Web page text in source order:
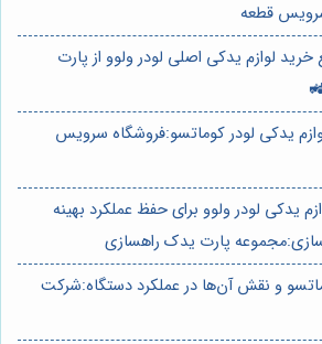
قطعه
خرید لوازم یدکی اصلی لودر ولوو از پارت
یدکی لودر کوماتسو:فروشگاه سرویس
یدکی لودر ولوو برای حفظ عملکرد بهینه
پارت یدک راهسازی
و نقش آن‌ها در عملکرد دستگاه:شرکت